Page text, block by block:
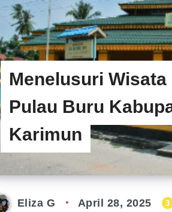
Menelusuri Wisata
Pulau Buru
Karimun
Eliza G April 28, 2025 3